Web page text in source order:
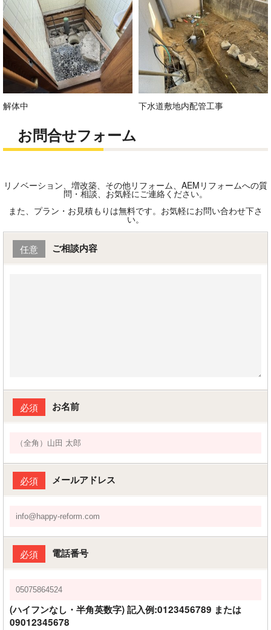
解体中 下水道敷地内配管工事
お問合せフォーム
リノベーション、増改築、その他リフォーム、AEMリフォームへの質
問・相談、お気軽にご連絡ください。
また、プラン・お見積もりは無料です。お気軽にお問い合わせ下さ
い。
任意 ご相談内容
必須 お名前
必須 メールアドレス
必須 電話番号
(ハイフンなし・半角英数字) 記入例:0123456789 または
09012345678